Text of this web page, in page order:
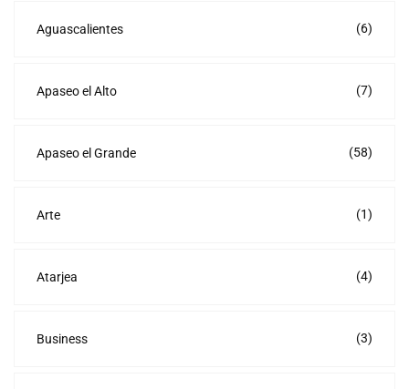
Aguascalientes (6)
Apaseo el Alto (7)
Apaseo el Grande (58)
Arte (1)
Atarjea (4)
Business (3)